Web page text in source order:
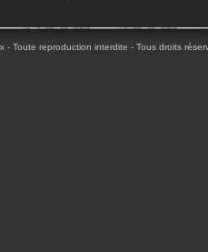
- Toute reproduction interdite - Tous droits